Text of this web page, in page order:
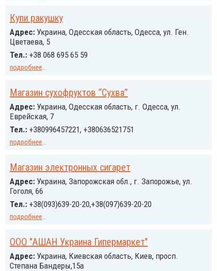
Купи ракушку
Адрес: Украина, Одесская область, Одесса, ул. Ген.
Цветаева, 5
Тел.: +38 068 695 65 59
подробнее...
Магазин сухофруктов “Сухва”
Адрес: Украина, Одесская область, г. Одесса, ул.
Еврейская, 7
Тел.: +380996457221, +380636521751
подробнее...
Магазин электронных сигарет
Адрес: Украина, Запорожская обл., г. Запорожье, ул.
Гоголя, 66
Тел.: +38(093)639-20-20,+38(097)639-20-20
подробнее...
ООО "АШАН Украина Гипермаркет"
Адрес: Украина, Киевская область, Киев, просп.
Степана Бандеры,15а